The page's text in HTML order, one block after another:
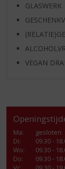
GLASWERK
VEGAN
Ma:
gesloten
Di:
09.30 -
Wo:
09.30 -
Do:
09.30 -